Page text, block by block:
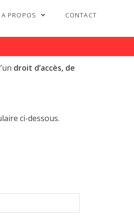
A PROPOS CONTACT
droit d’accès, de
ci-dessous.